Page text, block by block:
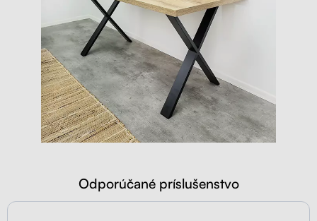
Odporúčané príslušenstvo